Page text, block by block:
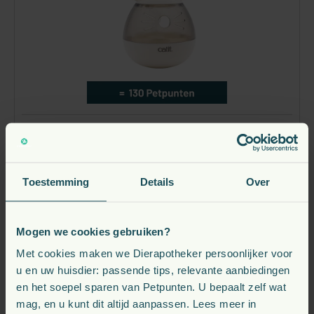
Toestemming Details Over
Mogen we cookies gebruiken?
Met cookies maken we Dierapotheker persoonlijker voor
u en uw huisdier: passende tips, relevante aanbiedingen
en het soepel sparen van Petpunten. U bepaalt zelf wat
mag, en u kunt dit altijd aanpassen. Lees meer in
Gratis Catit Snackdispenser Muis Kat
130 P
Direct leverbaar
Bestel nu